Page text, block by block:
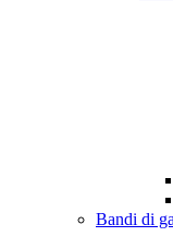
Bandi di